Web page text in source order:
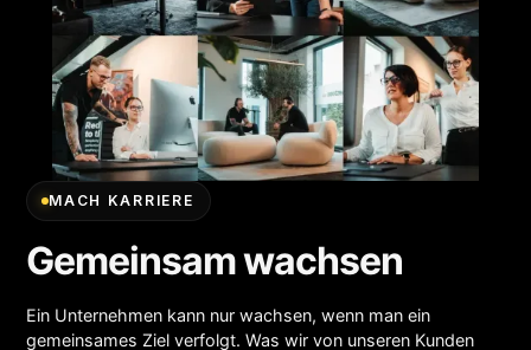
MACH KARRIERE
Gemeinsam wachsen
Ein Unternehmen kann nur wachsen, wenn man ein
gemeinsames Ziel verfolgt. Was wir von unseren Kunden